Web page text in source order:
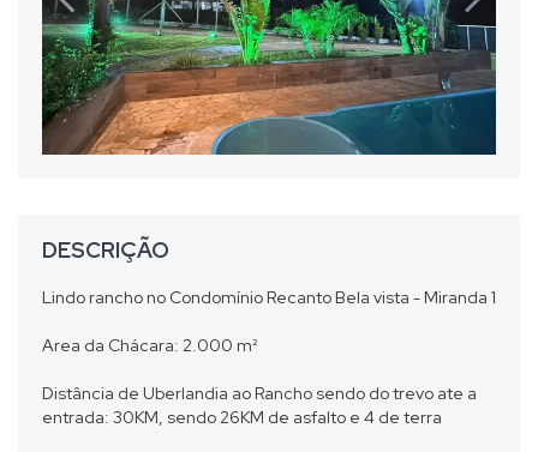
DESCRIÇÃO
Lindo rancho no Condomínio Recanto Bela vista - Miranda 1
Area da Chácara: 2.000 m²
Distância de Uberlandia ao Rancho sendo do trevo ate a
entrada: 30KM, sendo 26KM de asfalto e 4 de terra